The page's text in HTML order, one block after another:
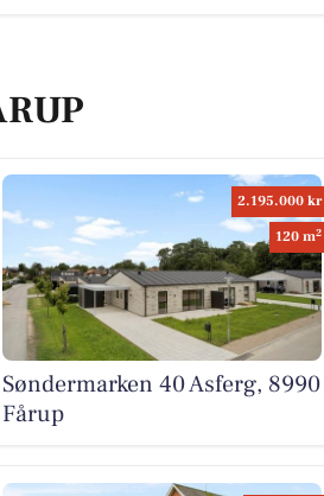
2.195.000 kr
120 m2
Søndermarken 40 Asferg, 8990
Fårup